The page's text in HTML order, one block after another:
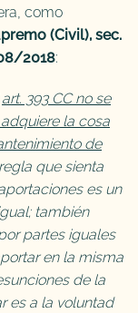
como
(Civil), sec.
2018:
art. 393 CCno se
la cosa
de
que sienta
es un
también
partes iguales
en la misma
de la
es a la voluntad